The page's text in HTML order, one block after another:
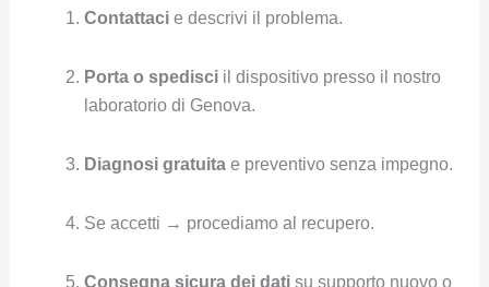
Contattacie descrivi il problema.
Porta o spedisciil dispositivo presso il nostro
laboratorio di Genova.
Diagnosi gratuitae preventivo senza impegno.
Se accetti → procediamo al recupero.
Consegna sicura dei datisu supporto nuovo o